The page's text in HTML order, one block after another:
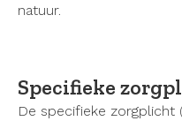
natuur.
Specifieke
De specifieke zorgplicht